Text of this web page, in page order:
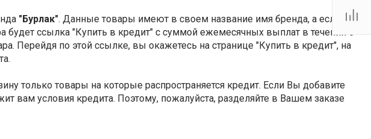
Пн.-пт.: 10:00-19:00 Сб.:
10:00-17:00 Вс.:
"Бурлак". Данные товары имеют в своем название имя бренда, а если
будет ссылка "Купить в кредит" с суммой ежемесячных выплат в течении 6
Перейдя по этой ссылке, вы окажетесь на странице "Купить в кредит", на
только товары на которые распространяется кредит. Если Вы добавите
вам условия кредита. Поэтому, пожалуйста, разделяйте в Вашем заказе